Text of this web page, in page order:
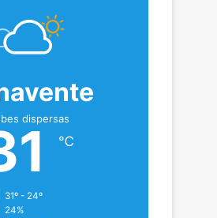
dispersas
℃
31º - 24º
24%